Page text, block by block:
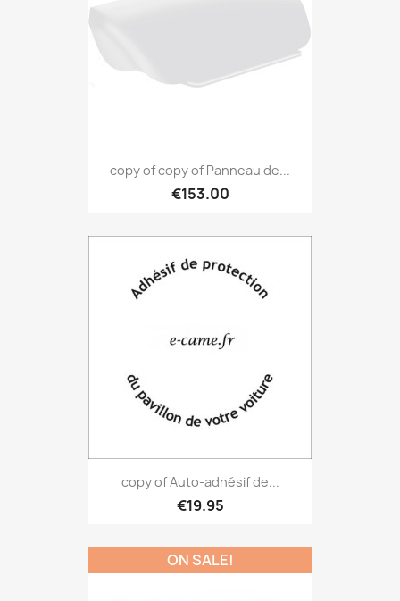
copy of copy of Panneau de...
€153.00
copy of Auto-adhésif de...
€19.95
ON SALE!